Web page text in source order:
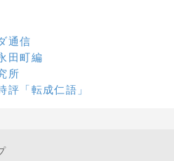
通信
田町編
所
評「転成仁語」